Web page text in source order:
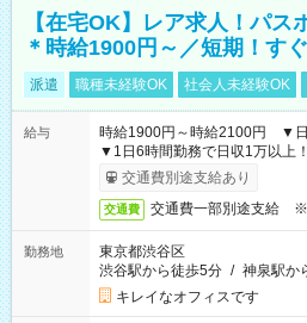
【在宅OK】レア求人！パス
＊時給1900円～／短期！す
派遣 職種未経験OK 社会人未経験OK
給与
時給1900円～時給2100円 ▼
▼1日6時間勤務で日収1万以上！
交通費別途支給あり
交通費 交通費一部別途支給 ※
勤務地
東京都渋谷区
渋谷駅から徒歩5分 / 神泉駅か
キレイなオフィスです